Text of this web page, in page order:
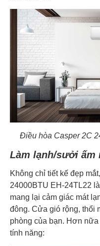
Điều hòa Casper 2C
Làm lạnh/sưởi ấm
Không chỉ tiết kế đẹp
24000BTU EH-24TL22
mang lại cảm giác mát
đông. Cửa gió rộng, thổi
phòng của bạn. Hơn
tính năng: